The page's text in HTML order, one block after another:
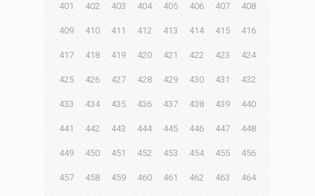
401 402 403 404 405 406 407 408
409 410 411 412 413 414 415 416
417 418 419 420 421 422 423 424
425 426 427 428 429 430 431 432
433 434 435 436 437 438 439 440
441 442 443 444 445 446 447 448
449 450 451 452 453 454 455 456
457 458 459 460 461 462 463 464